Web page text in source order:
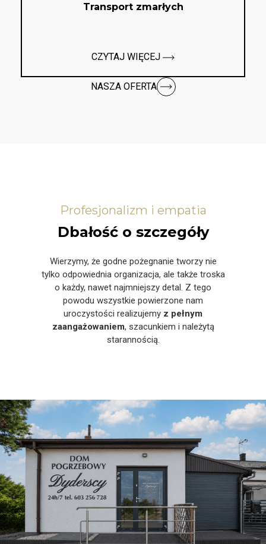
Transport zmarłych
CZYTAJ WIĘCEJ
NASZA OFERTA
Profesjonalizm i empatia
Dbałość o szczegóły
Wierzymy, że godne pożegnanie tworzy nie
tylko odpowiednia organizacja, ale także troska
o każdy, nawet najmniejszy detal. Z tego
powodu wszystkie powierzone nam
uroczystości realizujemy z pełnym
zaangażowaniem, szacunkiem i należytą
starannością.